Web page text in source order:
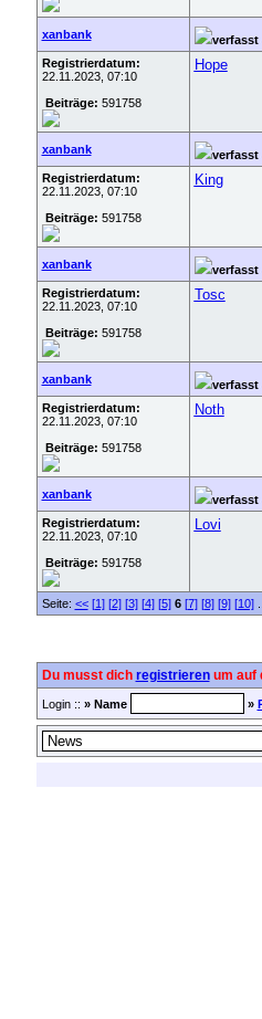
xanbank verfasst
Registrierdatum:
22.11.2023, 07:10
Beiträge: 591758
Hope
xanbank verfasst
Registrierdatum:
22.11.2023, 07:10
Beiträge: 591758
King
xanbank verfasst
Registrierdatum:
22.11.2023, 07:10
Beiträge: 591758
Tosc
xanbank verfasst
Registrierdatum:
22.11.2023, 07:10
Beiträge: 591758
Noth
xanbank verfasst
Registrierdatum:
22.11.2023, 07:10
Beiträge: 591758
Lovi
Seite: << [1] [2] [3] [4] [5] 6 [7] [8] [9] [10]..
Du musst dich registrierenum auf
Login :: » Name »